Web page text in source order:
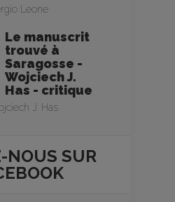
Leone
Le manuscrit
trouvé à
Saragosse -
Wojciech J.
Has - critique
J. Has
NOUS SUR